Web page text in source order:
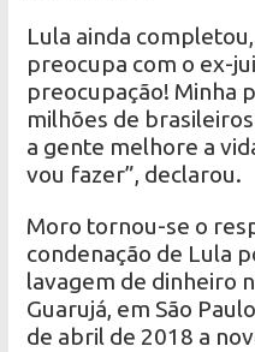
Lula ainda
preocupa com o ex-
preocupação! Minha
milhões de
a gente melhore a
vou fazer”, declarou.
Moro tornou-se o
condenação de Lula
lavagem de dinheiro
Guarujá, em São
de abril de 2018 a